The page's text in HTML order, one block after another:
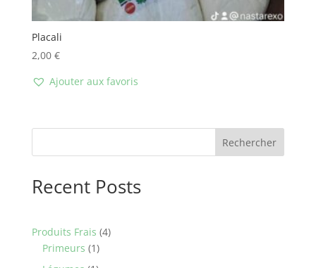
Placali
2,00 €
Ajouter aux favoris
Rechercher
Recent Posts
Produits Frais 44
Primeurs 11
product